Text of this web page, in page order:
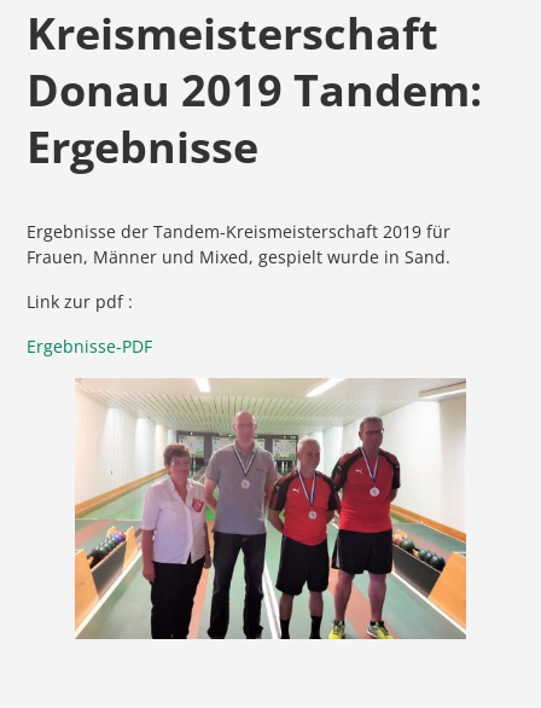
Kreismeisterschaft
Donau 2019 Tandem:
Ergebnisse
Ergebnisse der Tandem-Kreismeisterschaft 2019 für
Frauen, Männer und Mixed, gespielt wurde in Sand.
Link zur pdf :
Ergebnisse-PDF